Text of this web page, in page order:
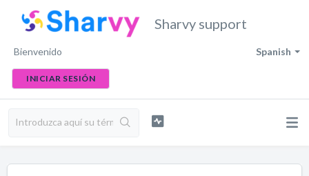
Sharvy support
Spanish
Bienvenido
INICIAR SESIÓN